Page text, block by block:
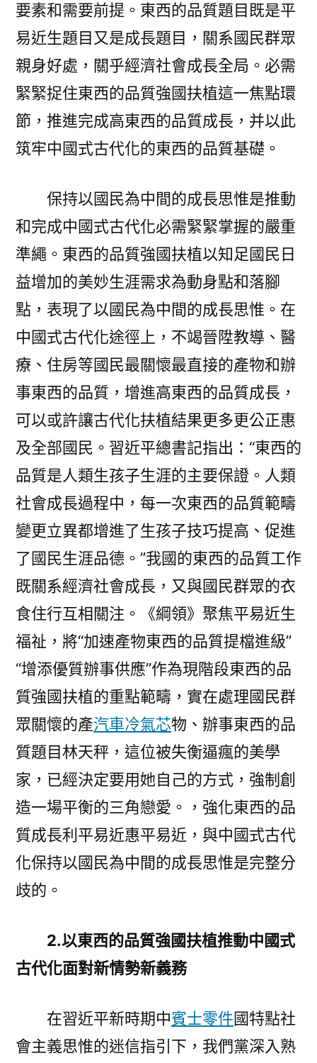
要素和需要前提。東西的品質題目既是平
易近生題目又是成長題目，關系國民群眾
親身好處，關乎經濟社會成長全局。必需
緊緊捉住東西的品質強國扶植這一焦點環
節，推進完成高東西的品質成長，并以此
筑牢中國式古代化的東西的品質基礎。
保持以國民為中間的成長思惟是推動
和完成中國式古代化必需緊緊掌握的嚴重
準繩。東西的品質強國扶植以知足國民日
益增加的美妙生涯需求為動身點和落腳
點，表現了以國民為中間的成長思惟。在
中國式古代化途徑上，不竭晉陞教導、醫
療、住房等國民最關懷最直接的產物和辦
事東西的品質，增進高東西的品質成長，
可以或許讓古代化扶植結果更多更公正惠
及全部國民。習近平總書記指出：“東西的
品質是人類生孩子生涯的主要保證。人類
社會成長過程中，每一次東西的品質範疇
變更立異都增進了生孩子技巧提高、促進
了國民生涯品德。”我國的東西的品質工作
既關系經濟社會成長，又與國民群眾的衣
食住行互相關注。《綱領》聚焦平易近生
福祉，將“加速產物東西的品質提檔進級”
“增添優質辦事供應”作為現階段東西的品
質強國扶植的重點範疇，實在處理國民群
眾關懷的產汽車冷氣芯物、辦事東西的品
質題目林天秤，這位被失衡逼瘋的美學
家，已經決定要用她自己的方式，強制創
造一場平衡的三角戀愛。，強化東西的品
質成長利平易近惠平易近，與中國式古代
化保持以國民為中間的成長思惟是完整分
歧的。
2.以東西的品質強國扶植推動中國式
古代化面對新情勢新義務
在習近平新時期中賓士零件國特點社
會主義思惟的迷信指引下，我們黨深入熟